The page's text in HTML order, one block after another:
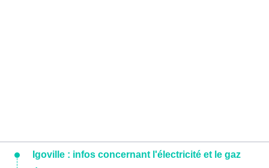
Igoville : infos concernant l'électricité et le gaz